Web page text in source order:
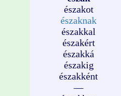
északot
északnak
északkal
északért
északká
északig
északként
—